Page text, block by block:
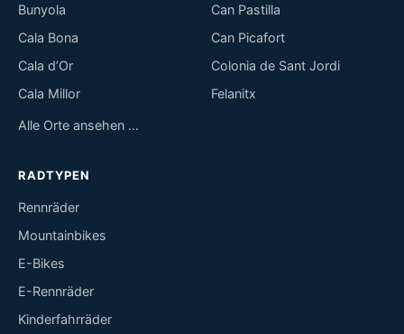
Bunyola
Cala Bona
Cala d’Or
Cala Millor
Can Pastilla
Can Picafort
Colonia de Sant Jordi
Felanitx
Alle Orte ansehen …
RADTYPEN
Rennräder
Mountainbikes
E-Bikes
E-Rennräder
Kinderfahrräder